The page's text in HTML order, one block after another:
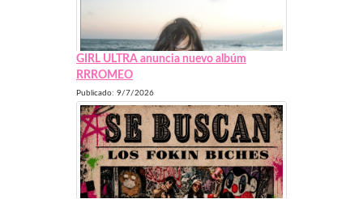
GIRL ULTRA anuncia nuevo albúm
RRROMEO
Publicado: 9/7/2026